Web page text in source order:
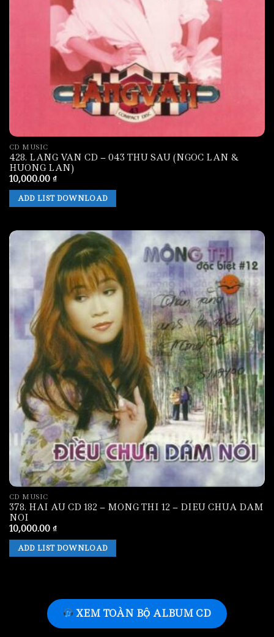
CD MUSIC
428. LANG VAN CD – 043 THU SAU (NGOC LAN &
HUONG LAN)
10,000.00 ₫
ADD LIST DOWNLOAD
CD MUSIC
378. HAI AU CD 182 – MONG THI 12 – DIEU CHUA DAM
NOI
10,000.00 ₫
ADD LIST DOWNLOAD
XEM TOÀN BỘ ALBUM CD